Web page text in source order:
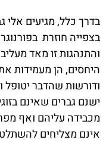
בדרך כלל, מגיעים
בצפייה חוזרת
והתנהגות זו מאד
היחסים, הן מעמידות
ודורשות שהדבר יטופל
ישנם גברים שאינם
מכבידה עליהם ואף
אינם מצליחים